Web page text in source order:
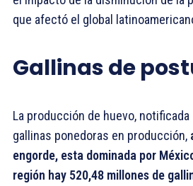
que afectó el global
Gallinas de
La producción de huevo,
gallinas ponedoras en producción,
engorde, esta dominada por
región hay 520,48 millones de